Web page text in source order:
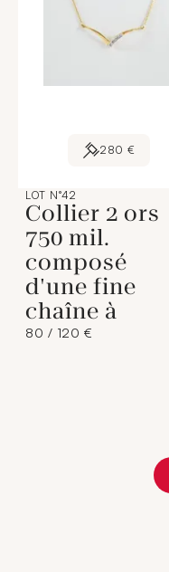
280 €
LOT N°42
Collier 2 ors
750 mil.
composé
d'une fine
chaîne à
80 / 120 €